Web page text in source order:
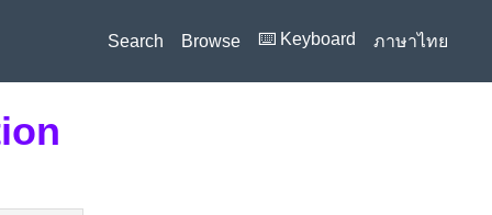
Search Browse ⌨️ Keyboard ภาษาไทย